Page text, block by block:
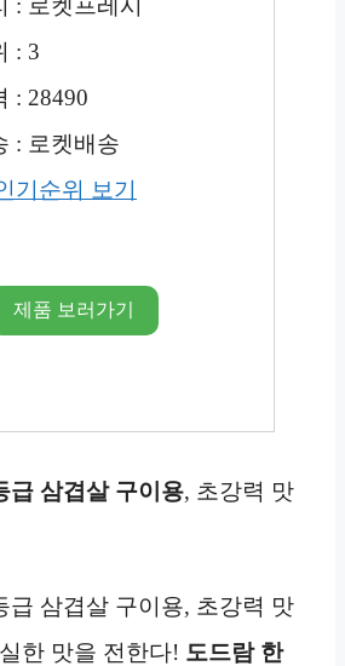
: 로켓프레시
: 3
: 28490
: 로켓배송
기순위 보기
제품 보러가기
급 삼겹살 구이용, 초강력 맛
급 삼겹살 구이용, 초강력 맛
한 맛을 전한다! 도드람 한